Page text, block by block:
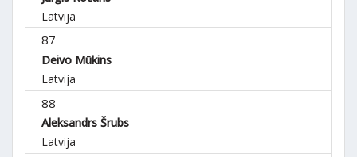
Latvija
87
Deivo Mūkins
Latvija
88
Aleksandrs Šrubs
Latvija